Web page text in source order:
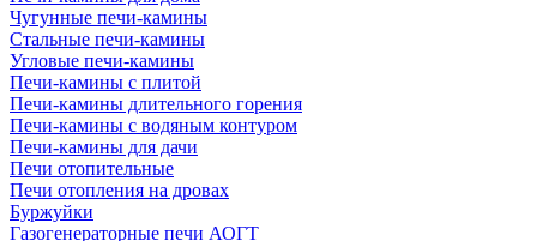
Чугунные печи-камины
Стальные печи-камины
Угловые печи-камины
Печи-камины с плитой
Печи-камины длительного горения
Печи-камины с водяным контуром
Печи-камины для дачи
Печи отопительные
Печи отопления на дровах
Буржуйки
Газогенераторные печи АОГТ